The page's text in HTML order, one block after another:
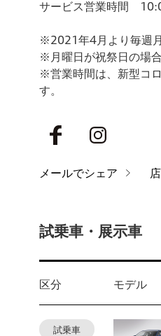
サービス営業時間
※2021年4月より毎週
※月曜日が祝祭日の場
※営業時間は、新型コ
す。
メールでシェア
試乗車・展示車
区分 モデル
試乗車